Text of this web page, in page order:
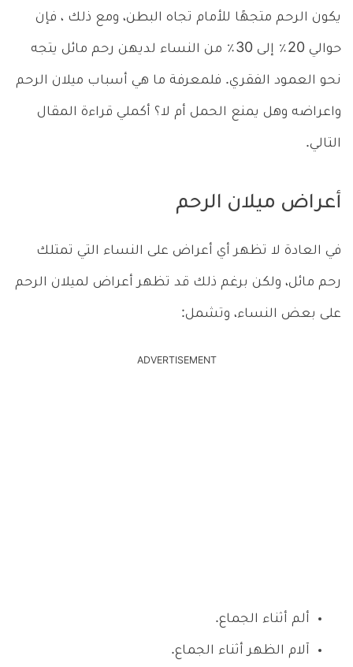
يكون الرحم متجهًا للأمام تجاه البطن، ومع ذلك ، فإن
حوالي 20٪ إلى 30٪ من النساء لديهن رحم مائل يتجه
نحو العمود الفقري. فلمعرفة ما هي أسباب ميلان الرحم
واعراضه وهل يمنع الحمل أم لا؟ أكملي قراءة المقال
التالي.
أعراض ميلان الرحم
في العادة لا تظهر أي أعراض على النساء التي تمتلك
رحم مائل، ولكن برغم ذلك قد تظهر أعراض لميلان الرحم
على بعض النساء، وتشمل:
ADVERTISEMENT
ألم أثناء الجماع.
آلام الظهر أثناء الجماع.